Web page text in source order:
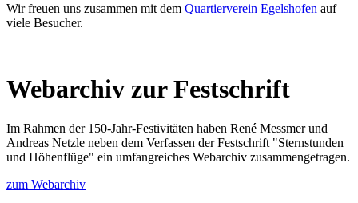
Wir freuen uns zusammen mit dem Quartierverein Egelshofen auf
viele Besucher.
Webarchiv zur Festschrift
Im Rahmen der 150-Jahr-Festivitäten haben René Messmer und
Andreas Netzle neben dem Verfassen der Festschrift "Sternstunden
und Höhenflüge" ein umfangreiches Webarchiv zusammengetragen.
zum Webarchiv